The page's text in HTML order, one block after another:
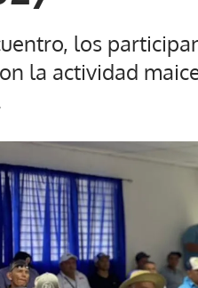
los
la actividad